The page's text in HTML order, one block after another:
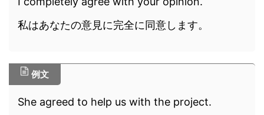
私はあなたの意見に完全に同意します。
例文
She agreed to help us with the project.